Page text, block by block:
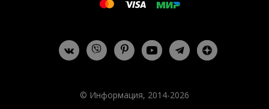
© Информация, 2014-2026